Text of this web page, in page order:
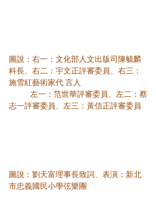
圖說：右一：文化部人文出版司陳毓麟
科長、右二：宇文正評審委員、右三：
施雪紅藝術家代 言人
志一評審委員、左三：黃信正評審委員
圖說：劉天富理事長致詞、表演：新北
市忠義國民小學弦樂團